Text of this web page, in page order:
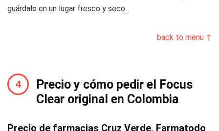
guárdalo en un lugar fresco y seco.
back to menu ↑
Precio y cómo pedir el Focus
Clear original en Colombia
Precio de farmacias Cruz Verde, Farmatodo